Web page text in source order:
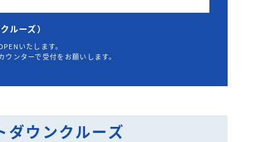
ルーズ）
いたします。
ンターで受付をお願いします。
ウンクルーズ